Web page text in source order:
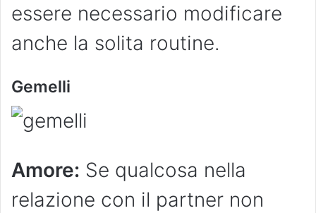
essere necessario modificare
anche la solita routine.
Gemelli
Amore: Se qualcosa nella
relazione con il partner non